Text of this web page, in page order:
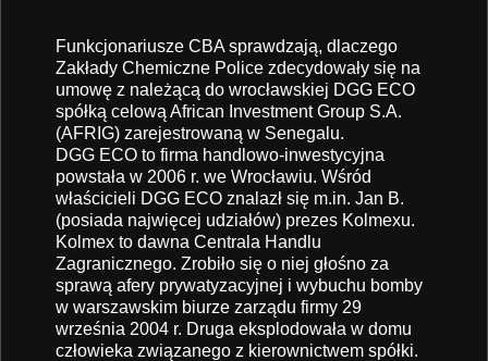
Funkcjonariusze CBA sprawdzają, dlaczego
Zakłady Chemiczne Police zdecydowały się na
umowę z należącą do wrocławskiej DGG ECO
spółką celową African Investment Group S.A.
(AFRIG) zarejestrowaną w Senegalu.
DGG ECO to firma handlowo-inwestycyjna
powstała w 2006 r. we Wrocławiu. Wśród
właścicieli DGG ECO znalazł się m.in. Jan B.
(posiada najwięcej udziałów) prezes Kolmexu.
Kolmex to dawna Centrala Handlu
Zagranicznego. Zrobiło się o niej głośno za
sprawą afery prywatyzacyjnej i wybuchu bomby
w warszawskim biurze zarządu firmy 29
września 2004 r. Druga eksplodowała w domu
człowieka związanego z kierownictwem spółki.